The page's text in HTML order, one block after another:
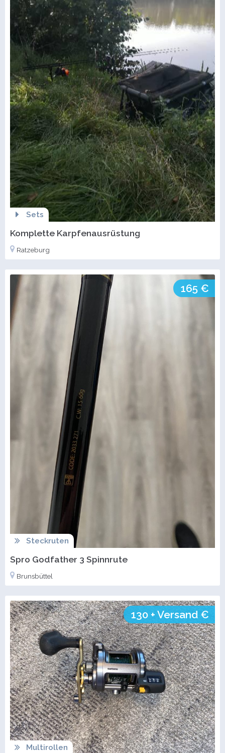
Sets
Komplette Karpfenausrüstung
Ratzeburg
165 €
Steckruten
Spro Godfather 3 Spinnrute
Brunsbüttel
130 + Versand €
Multirollen